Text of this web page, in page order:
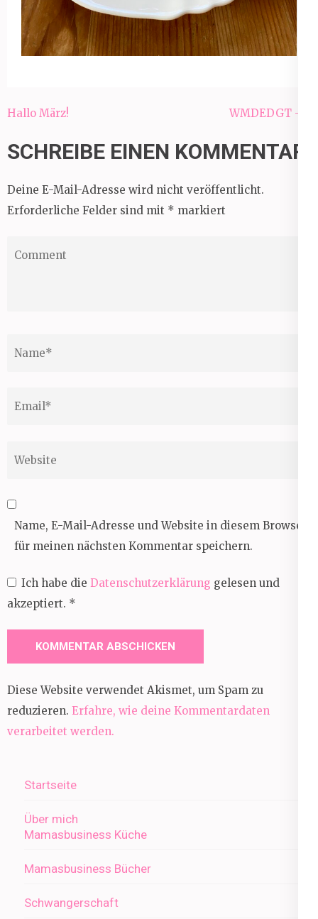
Beitragsnavigation
Hallo März! WMDEDGT – 3
SCHREIBE EINEN KOMMENTAR
Deine E-Mail-Adresse wird nicht veröffentlicht.
Erforderliche Felder sind mit * markiert
Name, E-Mail-Adresse und Website in diesem Browser
für meinen nächsten Kommentar speichern.
Ich habe die Datenschutzerklärung gelesen und
akzeptiert. *
Diese Website verwendet Akismet, um Spam zu
reduzieren. Erfahre, wie deine Kommentardaten
verarbeitet werden.
Startseite
Über mich
Mamasbusiness Küche
Mamasbusiness Bücher
Schwangerschaft